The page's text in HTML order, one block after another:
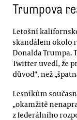
Trumpova
Letošní
skandálem okolo
Donalda Trumpa.
Twitter uvedl, že
důvod“, než
Lesníkům
„okamžitě
z federálního